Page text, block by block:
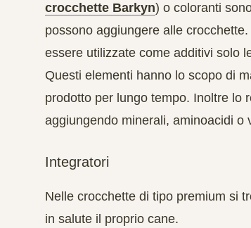
crocchette Barkyn) o coloranti
possono aggiungere alle
essere utilizzate come additivi solo
Questi elementi hanno lo scopo di
prodotto per lungo tempo. Inoltre lo
aggiungendo minerali, aminoacidi o
Integratori
Nelle crocchette di tipo premium si
in salute il proprio cane.